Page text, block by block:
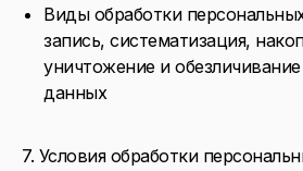
Виды обработки
запись, систематизация,
уничтожение и
данных
7. Условия обработки